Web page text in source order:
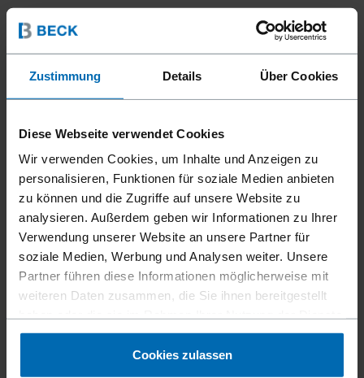
Zustimmung Details Über Cookies
Diese Webseite verwendet Cookies
Wir verwenden Cookies, um Inhalte und Anzeigen zu
personalisieren, Funktionen für soziale Medien anbieten
zu können und die Zugriffe auf unsere Website zu
analysieren. Außerdem geben wir Informationen zu Ihrer
Verwendung unserer Website an unsere Partner für
soziale Medien, Werbung und Analysen weiter. Unsere
Partner führen diese Informationen möglicherweise mit
weiteren Daten zusammen, die Sie ihnen bereitgestellt
gesammelt haben.
Cookies zulassen
Befestigungsmittel///Klammern ///Standard­klammern//
BECK 300